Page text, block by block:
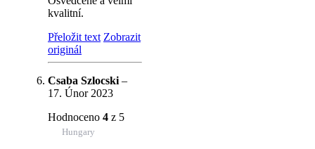
kvalitní.
Přeložit text Zobrazit
originál
Csaba Szlocski –
17. Únor 2023
Hodnoceno 4 z 5
Hungary